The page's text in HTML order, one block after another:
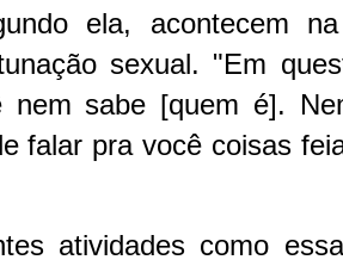
ela, acontecem
sexual. "Em
nem sabe [quem é].
falar pra você coisas
atividades como